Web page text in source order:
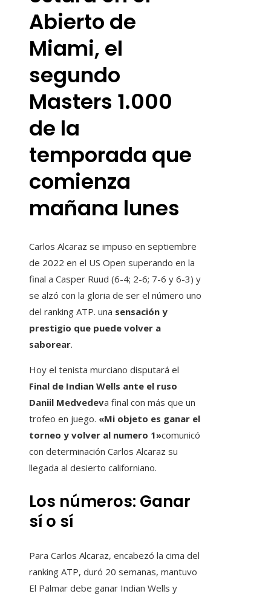
Abierto de
Miami, el
segundo
Masters 1.000
de la
temporada que
comienza
mañana lunes
Carlos Alcaraz se impuso en septiembre
de 2022 en el US Open superando en la
final a Casper Ruud (6-4; 2-6; 7-6 y 6-3) y
se alzó con la gloria de ser el número uno
del ranking ATP. una sensación y
prestigio que puede volver a
saborear.
Hoy el tenista murciano disputará el
Final de Indian Wells ante el ruso
Daniil Medvedeva final con más que un
trofeo en juego. «Mi objeto es ganar el
torneo y volver al numero 1»comunicó
con determinación Carlos Alcaraz su
llegada al desierto californiano.
Los números: Ganar
sí o sí
Para Carlos Alcaraz, encabezó la cima del
ranking ATP, duró 20 semanas, mantuvo
El Palmar debe ganar Indian Wells y